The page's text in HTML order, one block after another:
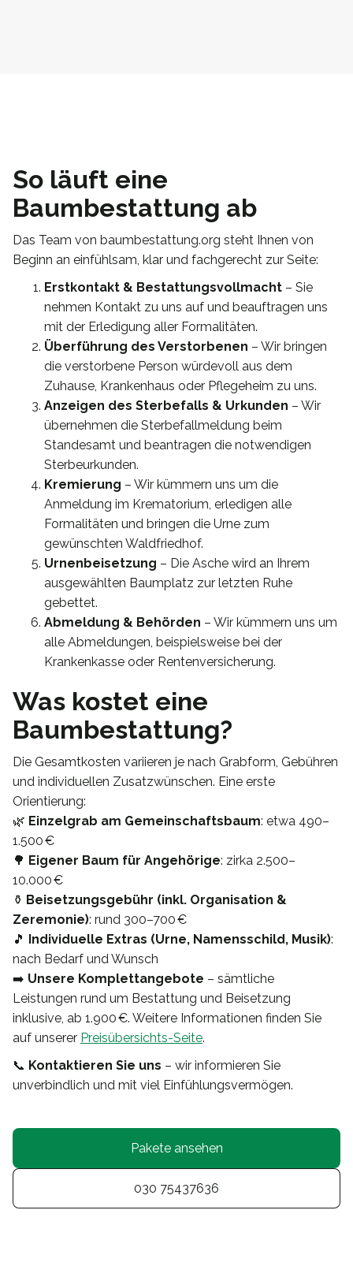
So läuft eine
Baumbestattung ab
Das Team von baumbestattung.org steht Ihnen von
Beginn an einfühlsam, klar und fachgerecht zur Seite:
Erstkontakt & Bestattungsvollmacht – Sie
nehmen Kontakt zu uns auf und beauftragen uns
mit der Erledigung aller Formalitäten.
Überführung des Verstorbenen – Wir bringen
die verstorbene Person würdevoll aus dem
Zuhause, Krankenhaus oder Pflegeheim zu uns.
Anzeigen des Sterbefalls & Urkunden – Wir
übernehmen die Sterbefallmeldung beim
Standesamt und beantragen die notwendigen
Sterbeurkunden.
Kremierung – Wir kümmern uns um die
Anmeldung im Krematorium, erledigen alle
Formalitäten und bringen die Urne zum
gewünschten Waldfriedhof.
Urnenbeisetzung – Die Asche wird an Ihrem
ausgewählten Baumplatz zur letzten Ruhe
gebettet.
Abmeldung & Behörden – Wir kümmern uns um
alle Abmeldungen, beispielsweise bei der
Krankenkasse oder Rentenversicherung.
Was kostet eine
Baumbestattung?
Die Gesamtkosten variieren je nach Grabform, Gebühren
und individuellen Zusatzwünschen. Eine erste
Orientierung:
🌿 Einzelgrab am Gemeinschaftsbaum: etwa 490–
1.500 €
🌳 Eigener Baum für Angehörige: zirka 2.500–
10.000 €
⚱️ Beisetzungsgebühr (inkl. Organisation &
Zeremonie): rund 300–700 €
🎵 Individuelle Extras (Urne, Namensschild, Musik):
nach Bedarf und Wunsch
➡️ Unsere Komplettangebote – sämtliche
Leistungen rund um Bestattung und Beisetzung
inklusive, ab 1.900 €. Weitere Informationen finden Sie
auf unserer Preisübersichts-Seite.
📞 Kontaktieren Sie uns – wir informieren Sie
unverbindlich und mit viel Einfühlungsvermögen.
Pakete ansehen
030 75437636